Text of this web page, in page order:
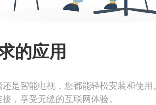
的应用
是智能电视，您都能轻松安装和使用。
，享受无缝的互联网体验。